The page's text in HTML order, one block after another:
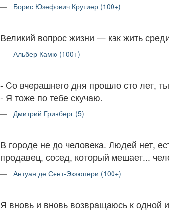
Борис Юзефович Крутиер (100+)
Великий вопрос жизни — как жить
Альбер Камю (100+)
- Cо вчерашнего дня прошло сто лет,
- Я тоже по тебе скучаю.
Дмитрий Гринберг (5)
В городе не до человека. Людей нет,
продавец, сосед, который мешает...
Антуан де Сент-Экзюпери (100+)
Я вновь и вновь возвращаюсь к